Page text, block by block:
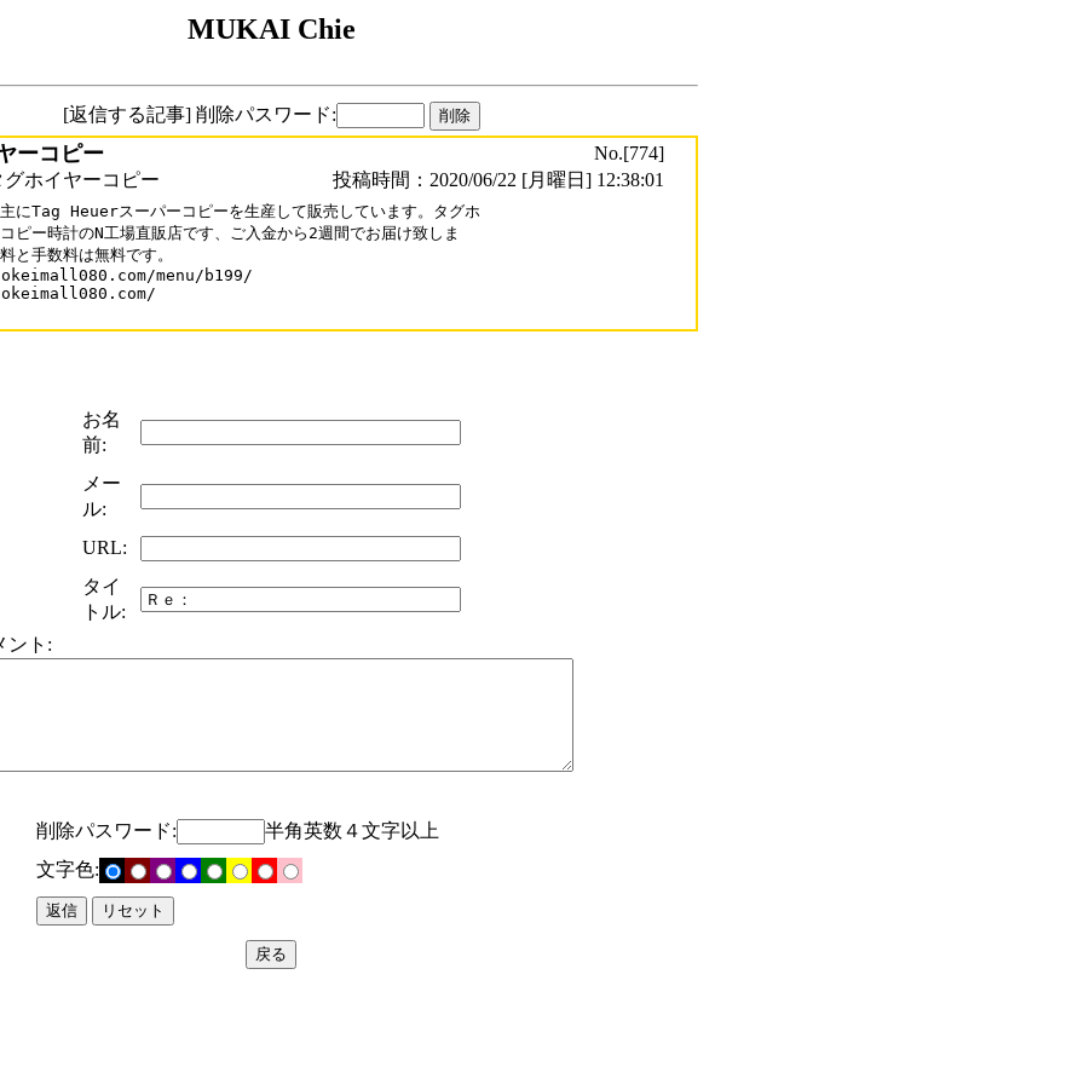
MUKAI Chie
[返信する記事] 削除パスワード:
ーコピー
No.[774]
ホイヤーコピー
投稿時間：2020/06/22 [月曜日] 12:38:01
にTag Heuerスーパーコピーを生産して販売しています。タグホ
ピー時計のN工場直販店です、ご入金から2週間でお届け致しま
と手数料は無料です。
menu/b199/
お名
前:
メー
ル:
URL:
タイ
トル:
ント:
削除パスワード:
半角英数４文字以上
文字色: